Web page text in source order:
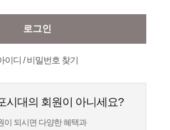
로그인
이디 / 비밀번호 찾기
시대의 회원이 아니세요?
이 되시면 다양한 혜택과